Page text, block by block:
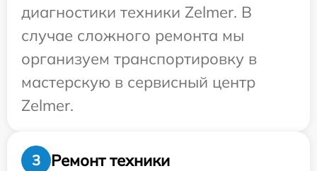
диагностики техники Zelmer. В
случае сложного ремонта мы
организуем транспортировку в
мастерскую в сервисный центр
Zelmer.
3
Ремонт техники